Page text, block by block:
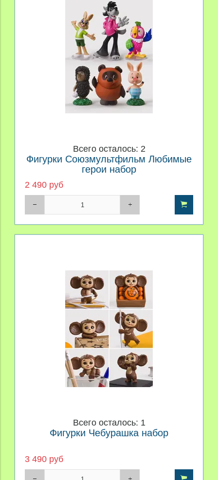
Всего осталось: 2
Фигурки Союзмультфильм Любимые
герои набор
2 490 руб
Всего осталось: 1
Фигурки Чебурашка набор
3 490 руб